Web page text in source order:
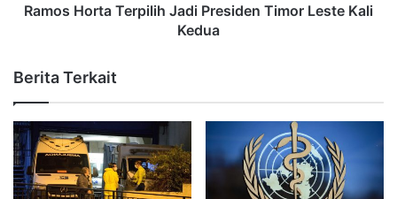
Ramos Horta Terpilih Jadi Presiden Timor Leste Kali
Kedua
Berita Terkait